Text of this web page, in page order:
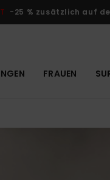
-25 % zusätzlich auf
FRAUEN